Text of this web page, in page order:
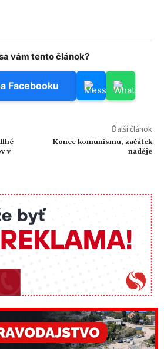
vám tento článok?
Facebooku
v
Ďalší článok
Konec komunismu, začátek
naděje